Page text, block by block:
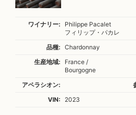
ワイナリー:
Philippe Pacalet
フィリップ・パカレ
品種:
Chardonnay
生産地域:
France /
Bourgogne
アペラシオン:
VIN:
2023